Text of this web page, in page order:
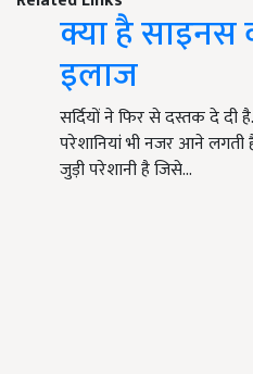
क्या है
इलाज
सर्दियों ने फिर से दस्तक दे दी
परेशानियां भी नजर आने
जुड़ी परेशानी है जिसे…